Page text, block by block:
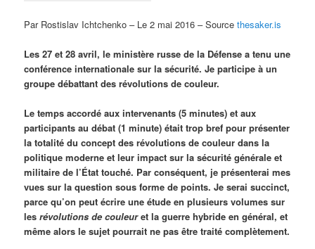
Par Rostislav Ichtchenko – Le 2 mai 2016 – Sourcethesaker.is
Les 27 et 28 avril, le ministère russe de la Défense a tenu une
conférence internationale sur la sécurité. Je participe à un
groupe débattant des révolutions de couleur.
Le temps accordé aux intervenants (5 minutes) et aux
participants au débat (1 minute) était trop bref pour présenter
la totalité du concept des révolutions de couleur dans la
politique moderne et leur impact sur la sécurité générale et
militaire de l’État touché. Par conséquent, je présenterai mes
vues sur la question sous forme de points. Je serai succinct,
parce qu’on peut écrire une étude en plusieurs volumes sur
lesrévolutions de couleuret la guerre hybride en général, et
même alors le sujet pourrait ne pas être traité complètement.